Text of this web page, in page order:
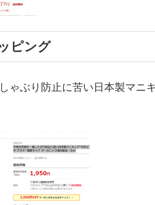
ピング
ゃぶり防止に苦い日本製マニ